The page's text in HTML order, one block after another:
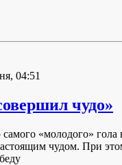
04:51
чудо»
самого «молодого»
чудом. При